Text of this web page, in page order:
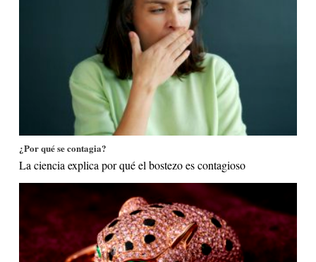
¿Por qué se contagia?
La ciencia explica por qué el bostezo es contagioso